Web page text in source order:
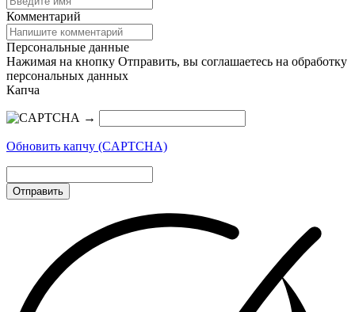
Комментарий
Персональные данные
Нажимая на кнопку Отправить, вы соглашаетесь на обработку
персональных данных
Капча
→
Обновить капчу (CAPTCHA)
Отправить